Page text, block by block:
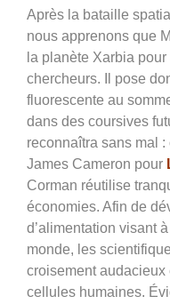
Après la bataille
nous apprenons que
la planète Xarbia
chercheurs. Il pose
fluorescente au
dans des coursives
reconnaîtra sans mal
James Cameron pour
Corman réutilise
économies. Afin de
d’alimentation visant
monde, les
croisement audacieux
cellules humaines.